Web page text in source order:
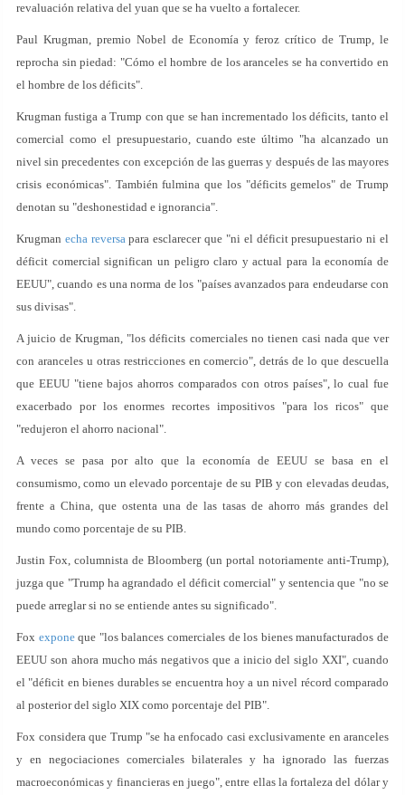
revaluación relativa del yuan que se ha vuelto a fortalecer.
Paul Krugman, premio Nobel de Economía y feroz crítico de Trump, le
reprocha sin piedad: "Cómo el hombre de los aranceles se ha convertido en
el hombre de los déficits".
Krugman fustiga a Trump con que se han incrementado los déficits, tanto el
comercial como el presupuestario, cuando este último "ha alcanzado un
nivel sin precedentes con excepción de las guerras y después de las mayores
crisis económicas". También fulmina que los "déficits gemelos" de Trump
denotan su "deshonestidad e ignorancia".
Krugman echa reversapara esclarecer que "ni el déficit presupuestario ni el
déficit comercial significan un peligro claro y actual para la economía de
EEUU", cuando es una norma de los "países avanzados para endeudarse con
sus divisas".
A juicio de Krugman, "los déficits comerciales no tienen casi nada que ver
con aranceles u otras restricciones en comercio", detrás de lo que descuella
que EEUU "tiene bajos ahorros comparados con otros países", lo cual fue
exacerbado por los enormes recortes impositivos "para los ricos" que
"redujeron el ahorro nacional".
A veces se pasa por alto que la economía de EEUU se basa en el
consumismo, como un elevado porcentaje de su PIB y con elevadas deudas,
frente a China, que ostenta una de las tasas de ahorro más grandes del
mundo como porcentaje de su PIB.
Justin Fox, columnista de Bloomberg (un portal notoriamente anti-Trump),
juzga que "Trump ha agrandado el déficit comercial" y sentencia que "no se
puede arreglar si no se entiende antes su significado".
Fox exponeque "los balances comerciales de los bienes manufacturados de
EEUU son ahora mucho más negativos que a inicio del siglo XXI", cuando
el "déficit en bienes durables se encuentra hoy a un nivel récord comparado
al posterior del siglo XIX como porcentaje del PIB".
Fox considera que Trump "se ha enfocado casi exclusivamente en aranceles
y en negociaciones comerciales bilaterales y ha ignorado las fuerzas
macroeconómicas y financieras en juego", entre ellas la fortaleza del dólar y